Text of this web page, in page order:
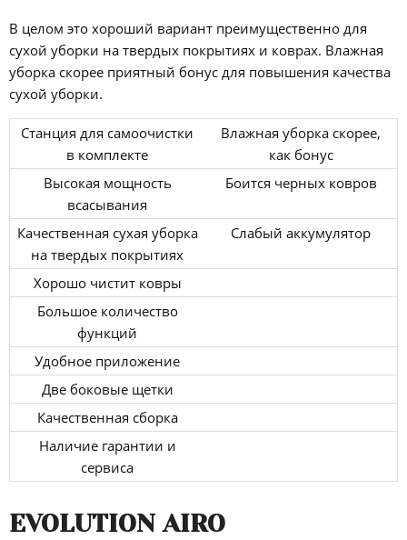
В целом это хороший вариант преимущественно для
сухой уборки на твердых покрытиях и коврах. Влажная
уборка скорее приятный бонус для повышения качества
сухой уборки.
Станция для самоочистки
в комплекте
Влажная уборка скорее,
как бонус
Высокая мощность
всасывания
Боится черных ковров
Качественная сухая уборка
на твердых покрытиях
Слабый аккумулятор
Хорошо чистит ковры
Большое количество
функций
Удобное приложение
Две боковые щетки
Качественная сборка
Наличие гарантии и
сервиса
EVOLUTION AIRO